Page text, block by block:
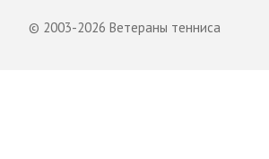
© 2003-2026 Ветераны тенниса